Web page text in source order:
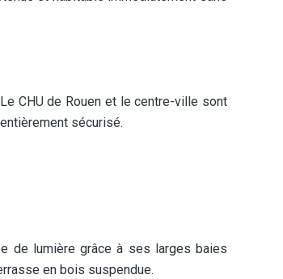
CHU de Rouen et le centre-ville sont
sécurisé.
de lumière grâce à ses larges baies
en bois suspendue.